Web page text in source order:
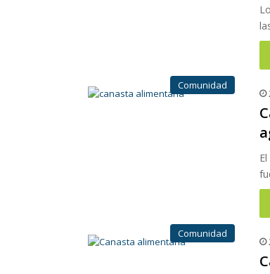
Comunidad
Comunidad